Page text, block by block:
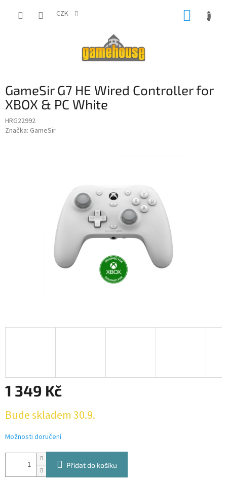
CZK
GameSir G7 HE Wired Controller for
XBOX & PC White
HRG22992
Značka: GameSir
1 349 Kč
cena:
Bude skladem 30.9.
Možnosti doručení
Přidat do košíku